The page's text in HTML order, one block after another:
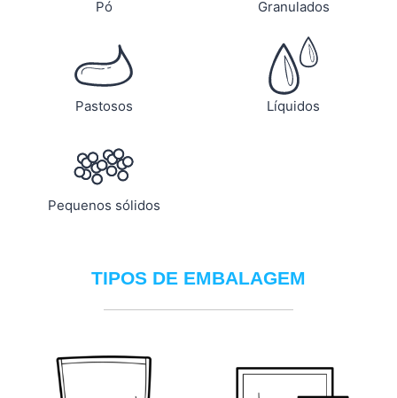
Pó
Pastosos
Granulados
Líquidos
Pequenos sólidos
TIPOS DE EMBALAGEM